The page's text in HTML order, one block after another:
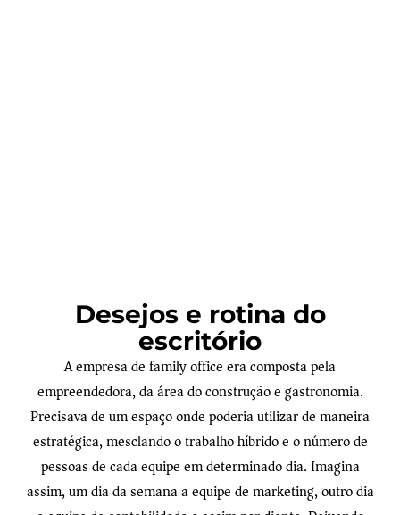
Desejos e rotina do
escritório
A empresa de family office era composta pela
empreendedora, da área do construção e gastronomia.
Precisava de um espaço onde poderia utilizar de maneira
estratégica, mesclando o trabalho híbrido e o número de
pessoas de cada equipe em determinado dia. Imagina
assim, um dia da semana a equipe de marketing, outro dia